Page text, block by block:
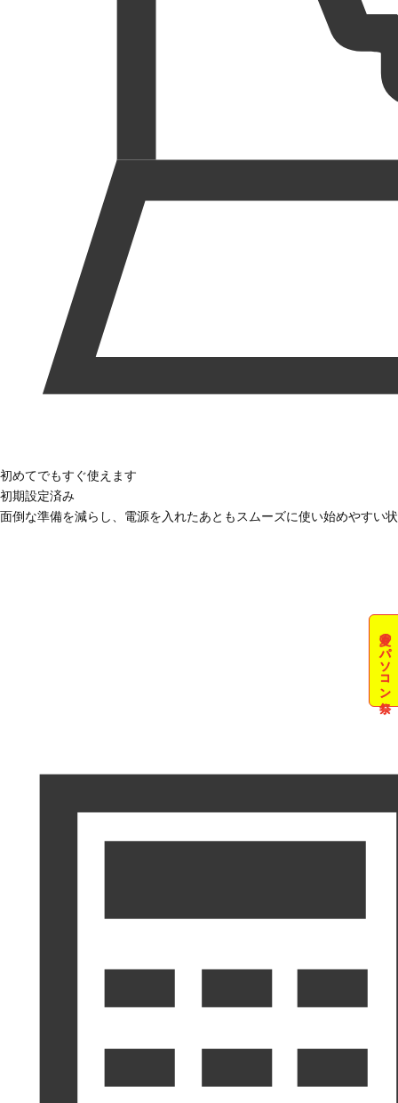
夏のパソコン祭
初めてでもすぐ使えます
初期設定済み
面倒な準備を減らし、電源を入れたあともスムーズに使い始めやすい